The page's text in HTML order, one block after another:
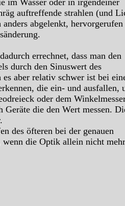
im Wasser oder in irgendeiner
auftreffende strahlen (und
abgelenkt, hervorgerufen
errechnet, dass man den
durch den Sinuswert des
aber relativ schwer ist bei
die ein- und ausfallen,
oder dem
Geräte die den Wert messen.
des öfteren bei der genauen
wenn die Optik allein nicht